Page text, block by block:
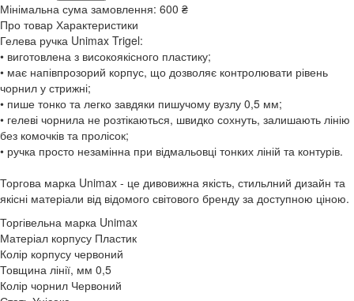
Мінімальна сума замовлення: 600 ₴
Про товар Характеристики
Гелева ручка Unimax Trigel:
• виготовлена з високоякісного пластику;
• має напівпрозорий корпус, що дозволяє контролювати рівень
чорнил у стрижні;
• пише тонко та легко завдяки пишучому вузлу 0,5 мм;
• гелеві чорнила не розтікаються, швидко сохнуть, залишають лінію
без комочків та пролісок;
• ручка просто незамінна при відмальовці тонких ліній та контурів.
Торгова марка Unimax - це дивовижна якість, стильлний дизайн та
якісні матеріали від відомого світового бренду за доступною ціною.
Торгівельна марка Unimax
Матеріал корпусу Пластик
Колір корпусу червоний
Товщина лінії, мм 0,5
Колір чорнил Червоний